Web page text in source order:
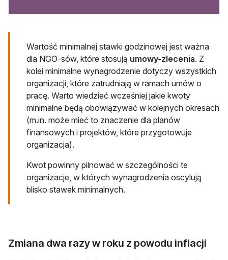
Wartość minimalnej stawki godzinowej jest ważna
dla NGO-sów, które stosują umowy-zlecenia. Z
kolei minimalne wynagrodzenie dotyczy wszystkich
organizacji, które zatrudniają w ramach umów o
pracę. Warto wiedzieć wcześniej jakie kwoty
minimalne będą obowiązywać w kolejnych okresach
(m.in. może mieć to znaczenie dla planów
finansowych i projektów, które przygotowuje
organizacja).
Kwot powinny pilnować w szczególności te
organizacje, w których wynagrodzenia oscylują
blisko stawek minimalnych.
Zmiana dwa razy w roku z powodu inflacji